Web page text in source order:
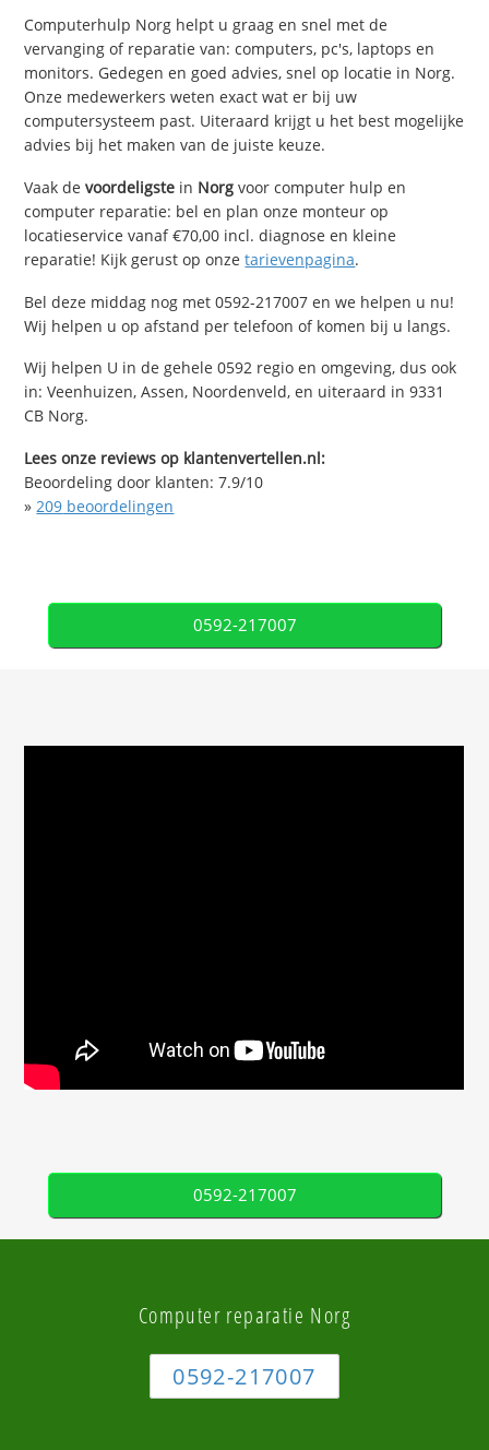
Computerhulp Norg helpt u graag en snel met de
vervanging of reparatie van: computers, pc's, laptops en
monitors. Gedegen en goed advies, snel op locatie in Norg.
Onze medewerkers weten exact wat er bij uw
computersysteem past. Uiteraard krijgt u het best mogelijke
advies bij het maken van de juiste keuze.
Vaak devoordeligste in Norg voor computer hulp en
computer reparatie: bel en plan onze monteur op
locatieservice vanaf €70,00 incl. diagnose en kleine
reparatie! Kijk gerust op onzetarievenpagina.
Bel deze middag nog met 0592-217007 en we helpen u nu!
Wij helpen u op afstand per telefoon of komen bij u langs.
Wij helpen U in de gehele 0592 regio en omgeving, dus ook
in: Veenhuizen, Assen, Noordenveld, en uiteraard in 9331
CB Norg.
Lees onze reviews op klantenvertellen.nl:
Beoordeling door klanten:7.9/10
»209 beoordelingen
0592-217007
0592-217007
Computer reparatie Norg
0592-217007